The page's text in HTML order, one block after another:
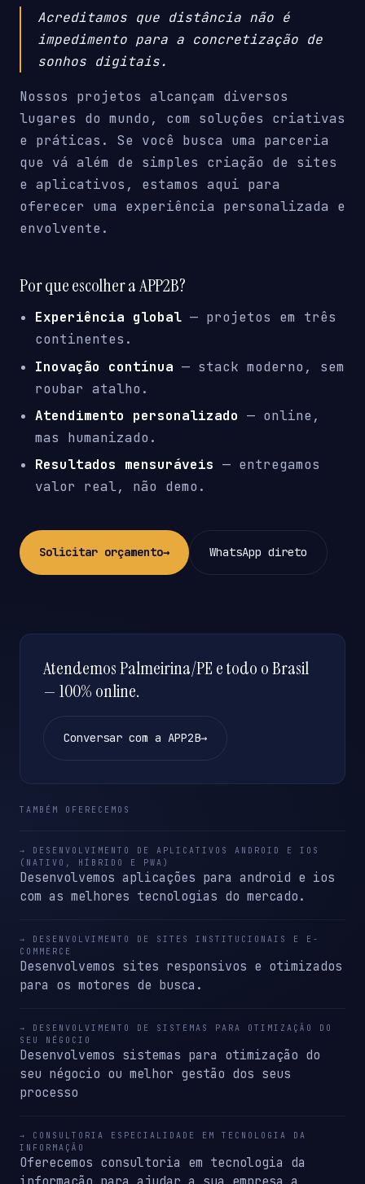
Acreditamos que distância não é
impedimento para a concretização de
sonhos digitais.
Nossos projetos alcançam diversos
lugares do mundo, com soluções criativas
e práticas. Se você busca uma parceria
que vá além de simples criação de sites
e aplicativos, estamos aqui para
oferecer uma experiência personalizada e
envolvente.
Por que escolher a APP2B?
Experiência global — projetos em três
continentes.
Inovação contínua — stack moderno, sem
roubar atalho.
Atendimento personalizado — online,
mas humanizado.
Resultados mensuráveis — entregamos
valor real, não demo.
Solicitar orçamento→ WhatsApp direto
Atendemos Palmeirina/PE e todo o Brasil
— 100% online.
Conversar com a APP2B→
TAMBÉM OFERECEMOS
→ DESENVOLVIMENTO DE APLICATIVOS ANDROID E IOS
(NATIVO, HÍBRIDO E PWA)
Desenvolvemos aplicações para android e ios
com as melhores tecnologias do mercado.
→ DESENVOLVIMENTO DE SITES INSTITUCIONAIS E E-
COMMERCE
Desenvolvemos sites responsivos e otimizados
para os motores de busca.
→ DESENVOLVIMENTO DE SISTEMAS PARA OTIMIZAÇÃO DO
SEU NÉGOCIO
Desenvolvemos sistemas para otimização do
seu négocio ou melhor gestão dos seus
processo
→ CONSULTORIA ESPECIALIDADE EM TECNOLOGIA DA
INFORMAÇÃO
Oferecemos consultoria em tecnologia da